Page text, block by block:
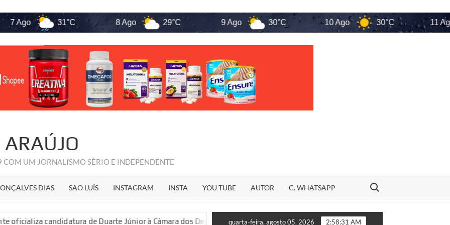
31°C 8 Ago 29°C 9 Ago 30°C 10 Ago 30°C 11 Ago
UM JORNALISMO SÉRIO E INDEPENDENTE
DIAS SÃO LUÍS INSTAGRAM INSTA YOU TUBE AUTOR C. WHATSAPP
Search for:
candidatura de Duarte Júnior à Câmara dos Deputados Weverton Rocha é citado em decisão sobre nova fase da
quarta-feira, agosto 05, 2026 2:58:31 AM